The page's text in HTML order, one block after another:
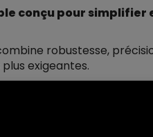
conçu pour
robustesse,
exigeantes.